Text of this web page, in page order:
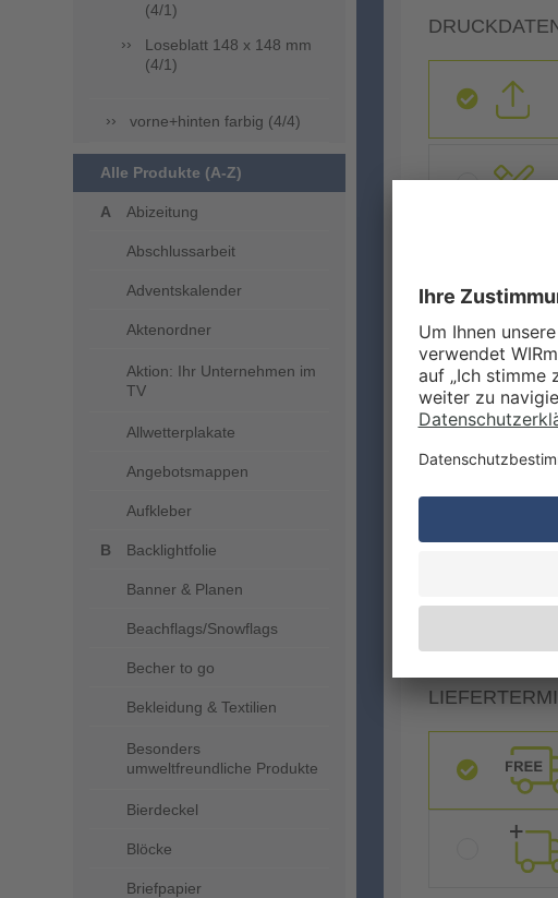
(4/1)
Loseblatt 148 x 148 mm
(4/1)
vorne+hinten farbig (4/4)
Alle Produkte (A-Z)
Abizeitung
Abschlussarbeit
Adventskalender
Aktenordner
Aktion: Ihr Unternehmen im
TV
Allwetterplakate
Angebotsmappen
Aufkleber
Backlightfolie
Banner & Planen
Beachflags/Snowflags
Becher to go
Bekleidung & Textilien
Besonders
umweltfreundliche Produkte
Bierdeckel
Blöcke
Briefpapier